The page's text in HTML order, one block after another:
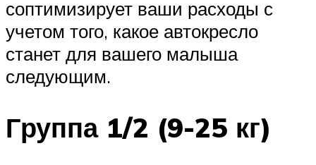
соптимизирует ваши расходы с
учетом того, какое автокресло
станет для вашего малыша
следующим.
Группа 1/2 (9-25 кг)